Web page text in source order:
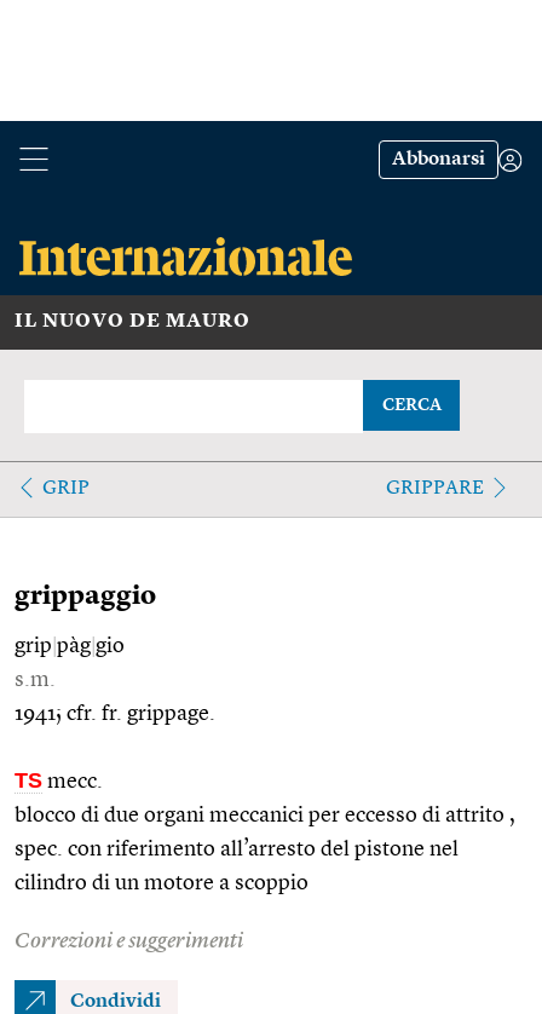
Abbonarsi
IL NUOVO DE MAURO
CERCA
GRIP GRIPPARE
grippaggio
grip pàg gio
s.m.
1941; cfr. fr. grippage.
TS mecc.
blocco di due organi meccanici per eccesso di attrito ,
spec. con riferimento all’arresto del pistone nel
cilindro di un motore a scoppio
Correzioni e suggerimenti
Condividi